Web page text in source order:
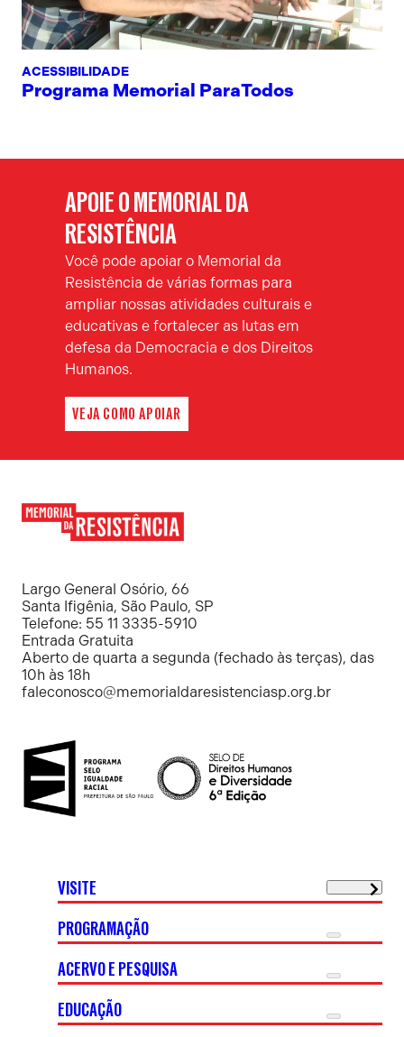
ACESSIBILIDADE
Programa Memorial ParaTodos
APOIE O MEMORIAL DA
RESISTÊNCIA
Você pode apoiar o Memorial da
Resistência de várias formas para
ampliar nossas atividades culturais e
educativas e fortalecer as lutas em
defesa da Democracia e dos Direitos
Humanos.
VEJA COMO APOIAR
Resistência
Largo General Osório, 66
Santa Ifigênia, São Paulo, SP
Telefone: 55 11 3335-5910
Entrada Gratuita
Aberto de quarta a segunda (fechado às terças), das
10h às 18h
faleconosco@memorialdaresistenciasp.org.br
VISITE
PROGRAMAÇÃO
ACERVO E PESQUISA
EDUCAÇÃO